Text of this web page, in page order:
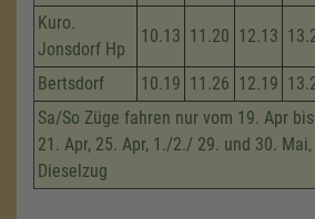
Kuro.
Jonsdorf Hp
10.13 11.20 12.13
Bertsdorf 10.19 11.26 12.19
Sa/So Züge fahren nur vom 19. Apr
21. Apr, 25. Apr, 1./2./ 29. und 30.
Dieselzug